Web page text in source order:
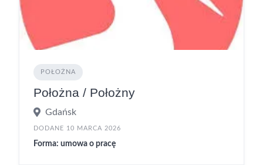
POŁOŻNA
Położna / Położny
Gdańsk
DODANE 10 MARCA 2026
Forma: umowa o pracę